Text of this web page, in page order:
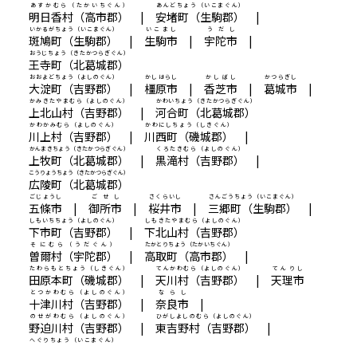
明日香村（高市郡）
あすかむら（たかいちぐん）
|安堵町（生駒郡）
あんどちょう（いこまぐん）
|
斑鳩町（生駒郡）
いかるがちょう（いこまぐん）
| 生駒市
いこまし
| 宇陀市
うだし
|
王寺町（北葛城郡）
おうじちょう（きたかつらぎぐん）
大淀町（吉野郡）
おおよどちょう（よしのぐん）
|橿原市
かしはらし
|香芝市
かしばし
|葛城市
かつらぎし
|
上北山村（吉野郡）
かみきたやまむら（よしのぐん）
|河合町（北葛城郡）
かわいちょう（きたかつらぎぐん）
川上村（吉野郡）
かわかみむら（よしのぐん）
|川西町（磯城郡）
かわにしちょう（しきぐん）
|
上牧町（北葛城郡）
かんまきちょう（きたかつらぎぐん）
|黒滝村（吉野郡）
くろたきむら（よしのぐん）
|
広陵町（北葛城郡）
こうりょうちょう（きたかつらぎぐん）
五條市
ごじょうし
|御所市
ごせし
|桜井市
さくらいし
|三郷町（生駒郡）
さんごうちょう（いこまぐん）
|
下市町（吉野郡）
しもいちちょう（よしのぐん）
|下北山村（吉野郡）
しもきたやまむら（よしのぐん）
曽爾村（宇陀郡）
そにむら（うだぐん）
| 高取町（高市郡）
たかとりちょう（たかいちぐん）
|
田原本町（磯城郡）
たわらもとちょう（しきぐん）
|天川村（吉野郡）
てんかわむら（よしのぐん）
|天理市
てんりし
十津川村（吉野郡）
とつかわむら（よしのぐん）
|奈良市
ならし
|
野迫川村（吉野郡）
のせがわむら（よしのぐん）
|東吉野村（吉野郡）
ひがしよしのむら（よしのぐん）
|
へぐりちょう（いこまぐん）